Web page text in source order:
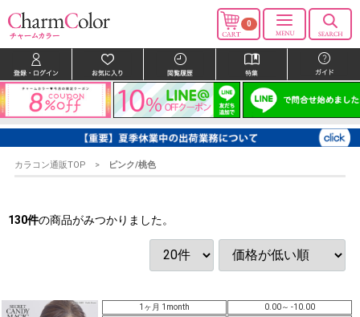
0
カラコン通販TOP ピンク/桃色
130件の商品がみつかりました。
1ヶ月 1month
0.00～ -10.00